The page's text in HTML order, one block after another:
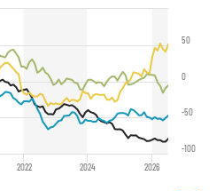
2022 2024 2026
-100
-50
0
50